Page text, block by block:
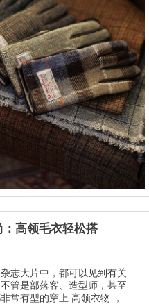
：高领毛衣轻松搭
志大片中，都可以见到有关
管是部落客、造型师，甚至
常有型的穿上 高领衣物 ，